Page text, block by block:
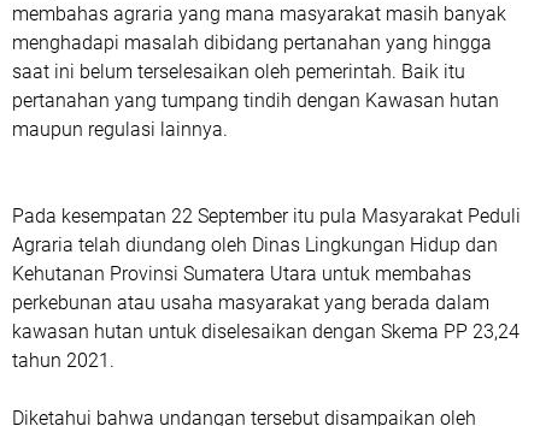
membahas agraria yang mana masyarakat masih banyak
menghadapi masalah dibidang pertanahan yang hingga
saat ini belum terselesaikan oleh pemerintah. Baik itu
pertanahan yang tumpang tindih dengan Kawasan hutan
maupun regulasi lainnya.
Pada kesempatan 22 September itu pula Masyarakat Peduli
Agraria telah diundang oleh Dinas Lingkungan Hidup dan
Kehutanan Provinsi Sumatera Utara untuk membahas
perkebunan atau usaha masyarakat yang berada dalam
kawasan hutan untuk diselesaikan dengan Skema PP 23,24
tahun 2021.
Diketahui bahwa undangan tersebut disampaikan oleh